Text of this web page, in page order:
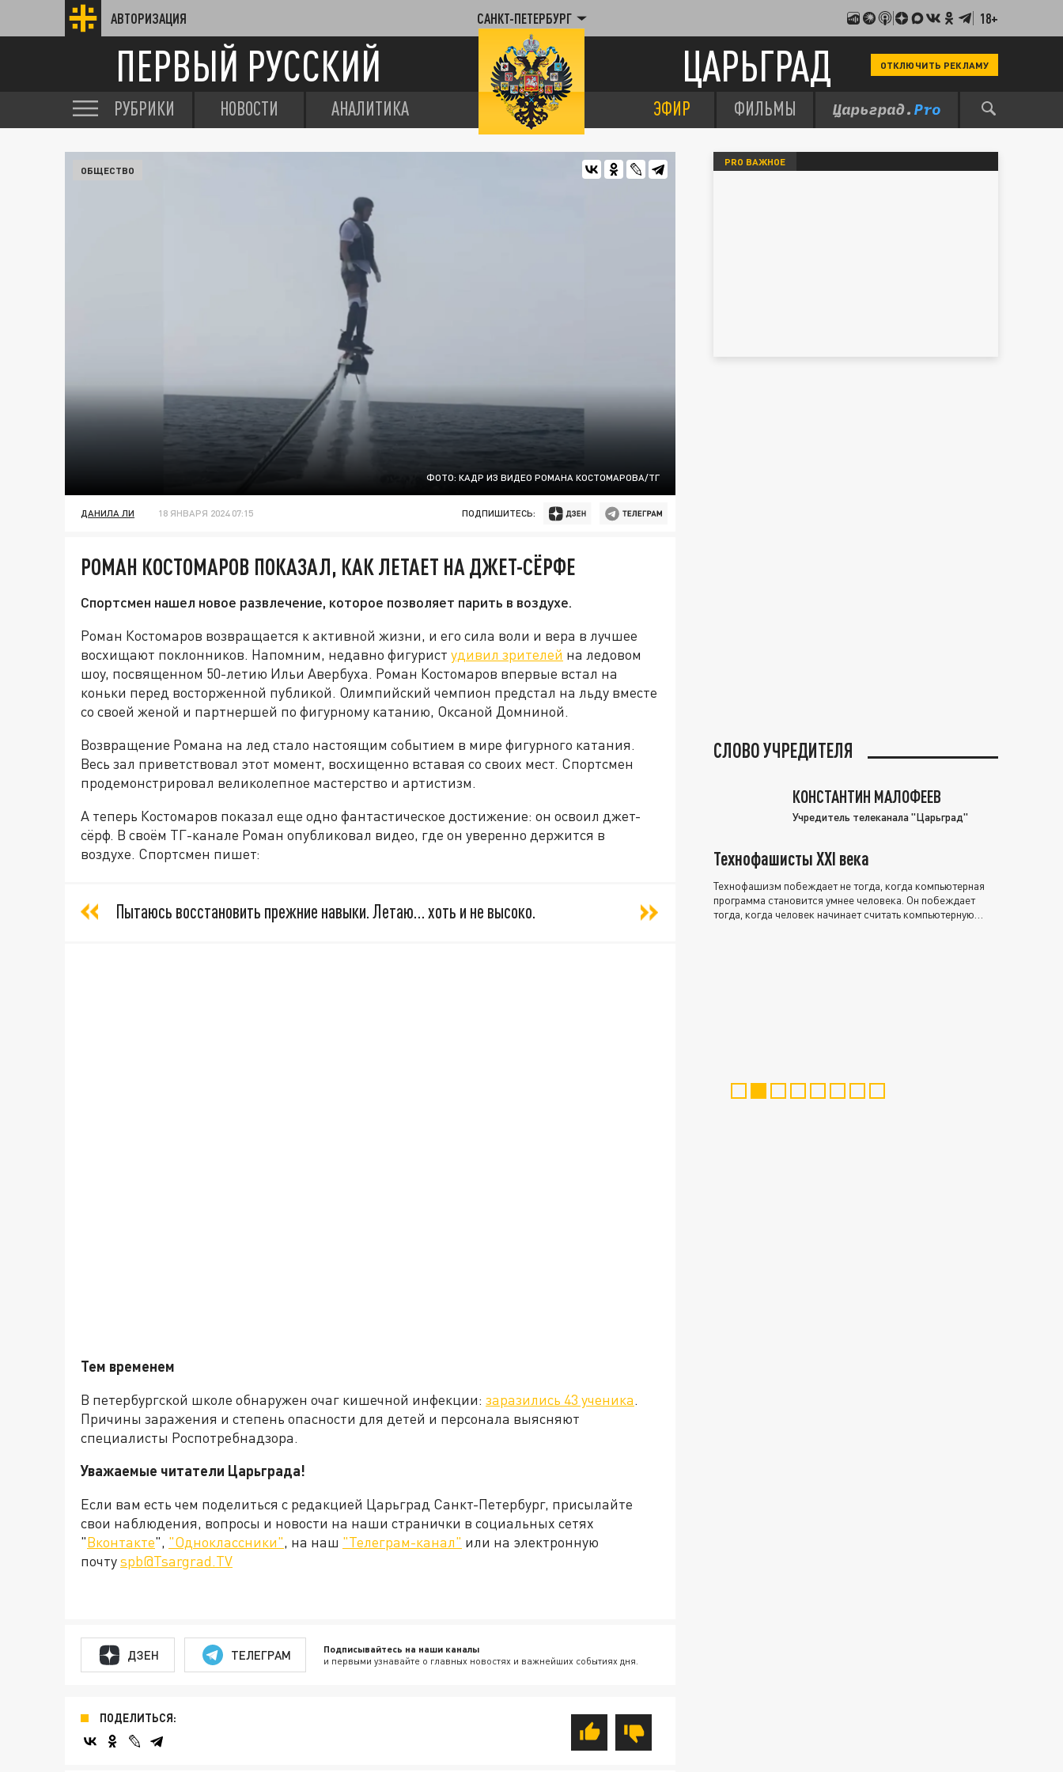
АВТОРИЗАЦИЯ САНКТ-ПЕТЕРБУРГ 18+
ПЕРВЫЙ РУССКИЙ ЦАРЬГРАД ОТКЛЮЧИТЬ РЕКЛАМУ
РУБРИКИ НОВОСТИ АНАЛИТИКА ЭФИР ФИЛЬМЫ
ФОТО: КАДР ИЗ ВИДЕО РОМАНА КОСТОМАРОВА/ТГ
ОБЩЕСТВО
ДАНИЛА ЛИ 18 ЯНВАРЯ 2024 07:15 ПОДПИШИТЕСЬ:
РОМАН КОСТОМАРОВ ПОКАЗАЛ, КАК ЛЕТАЕТ НА ДЖЕТ-СЁРФЕ
Спортсмен нашел новое развлечение, которое позволяет парить в воздухе.
Роман Костомаров возвращается к активной жизни, и его сила воли и вера в лучшее
восхищают поклонников. Напомним, недавно фигурист удивил зрителей на ледовом
шоу, посвященном 50-летию Ильи Авербуха. Роман Костомаров впервые встал на
коньки перед восторженной публикой. Олимпийский чемпион предстал на льду вместе
со своей женой и партнершей по фигурному катанию, Оксаной Домниной.
Возвращение Романа на лед стало настоящим событием в мире фигурного катания.
Весь зал приветствовал этот момент, восхищенно вставая со своих мест. Спортсмен
продемонстрировал великолепное мастерство и артистизм.
А теперь Костомаров показал еще одно фантастическое достижение: он освоил джет-
сёрф. В своём ТГ-канале Роман опубликовал видео, где он уверенно держится в
воздухе. Спортсмен пишет:
Пытаюсь восстановить прежние навыки. Летаю… хоть и не высоко.
Тем временем
В петербургской школе обнаружен очаг кишечной инфекции: заразились 43 ученика.
Причины заражения и степень опасности для детей и персонала выясняют
специалисты Роспотребнадзора.
Уважаемые читатели Царьграда!
Если вам есть чем поделиться с редакцией Царьград Санкт-Петербург, присылайте
свои наблюдения, вопросы и новости на наши странички в социальных сетях
"Вконтакте", "Одноклассники", на наш "Телеграм-канал" или на электронную
почтуspb@Tsargrad.TV
ДЗЕН ТЕЛЕГРАМ Подписывайтесь на наши каналы
и первыми узнавайте о главных новостях и важнейших событиях дня.
ПОДЕЛИТЬСЯ:
PRO ВАЖНОЕ
СЛОВО УЧРЕДИТЕЛЯ
КОНСТАНТИН МАЛОФЕЕВ
Учредитель телеканала "Царьград"
Технофашисты XXI века
Технофашизм побеждает не тогда, когда компьютерная
программа становится умнее человека. Он побеждает
тогда, когда человек начинает считать компьютерную